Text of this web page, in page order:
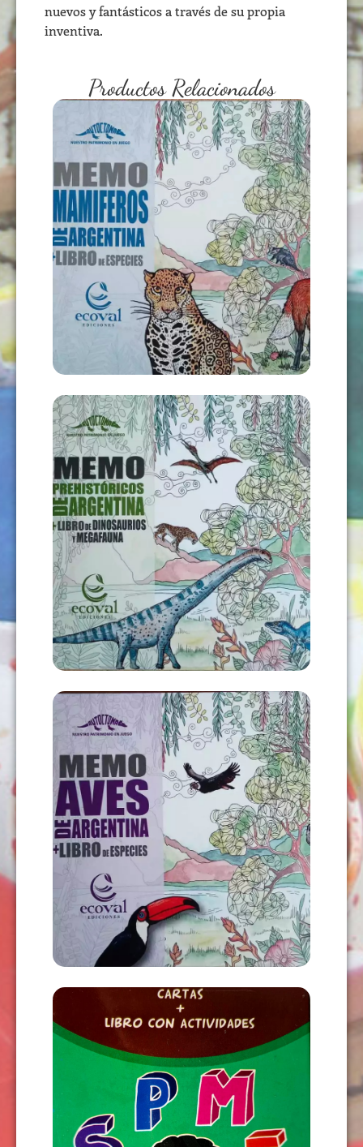
nuevos y fantásticos a través de su propia
inventiva.
Productos Relacionados
MEMOTEST MAMÍFEROS DE
ARGENTINA
USD22,00
AÑADIR AL CARRITO
MEMOTEST ANIMALES
PREHISTÓRICOS DE ARGENTINA +
LIBRO
USD22,00
AÑADIR AL CARRITO
MEMOTEST DE AVES DE ARGENTINA
+ LIBRO
USD22,00
AÑADIR AL CARRITO